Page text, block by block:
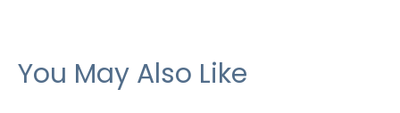
You May Also Like